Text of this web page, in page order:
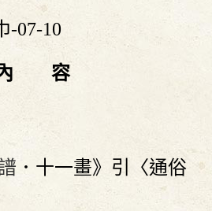
-07-10
容
．十一畫》引〈通俗